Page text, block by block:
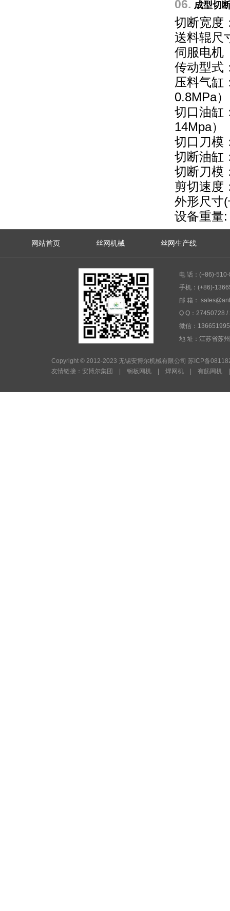
06. 成型切
切断宽度
送料辊尺
伺服电机
传动型式
压料气缸
0.8MPa）
切口油缸
14Mpa）
切口刀模
切断油缸
切断刀模
剪切速度
外形尺寸
设备重量